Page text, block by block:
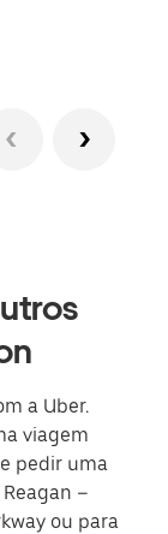
a Uber.
viagem
pedir uma
–
ou para